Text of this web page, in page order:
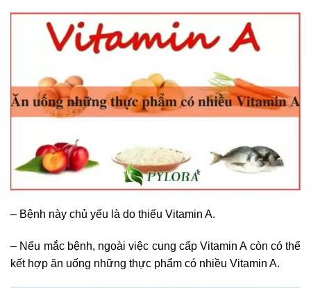
– Bệnh này chủ yếu là do thiếu Vitamin A.
– Nếu mắc bệnh, ngoài việc cung cấp Vitamin A còn có thể
kết hợp ăn uống những thực phẩm có nhiều Vitamin A.